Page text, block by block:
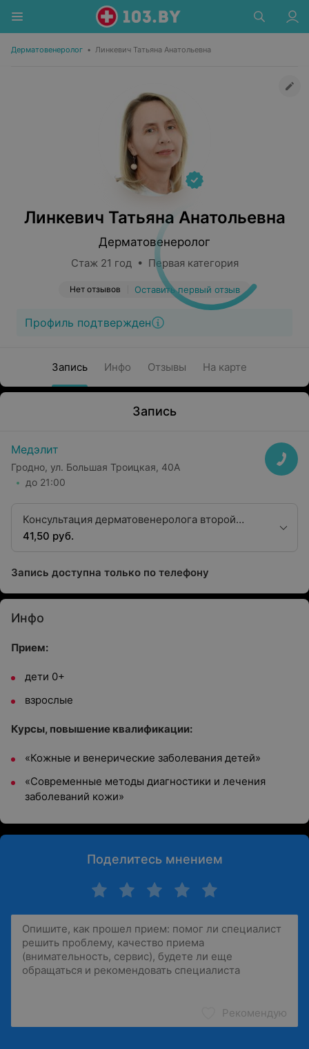
Дерматовенеролог • Линкевич Татьяна Анатольевна
Линкевич Татьяна Анатольевна
Дерматовенеролог
Стаж 21 год • Первая категория
Нет отзывов Оставить первый отзыв
Профиль подтвержден
Запись Инфо Отзывы На карте
Запись
Медэлит
Гродно, ул. Большая Троицкая, 40А
до 21:00
Консультация дерматовенеролога второй
квалификационной категории
41,50 руб.
Запись доступна только по телефону
Инфо
Прием:
дети 0+
взрослые
Курсы, повышение квалификации:
«Кожные и венерические заболевания детей»
«Современные методы диагностики и лечения
заболеваний кожи»
Поделитесь мнением
Рекомендую